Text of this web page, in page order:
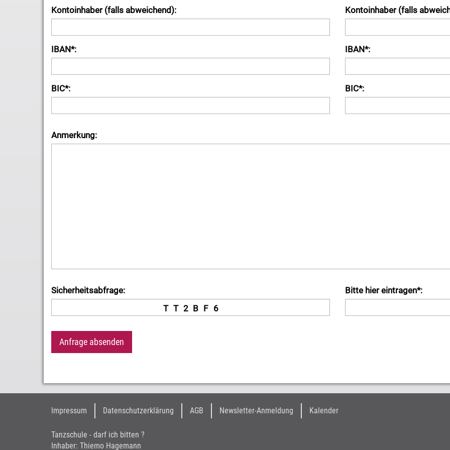
Kontoinhaber (falls abweichend):
IBAN*:
BIC*:
Kontoinhaber (falls
IBAN*:
BIC*:
Anmerkung:
Sicherheitsabfrage:
F
2 6
B
T T
Bitte hier eintragen*:
Impressum Datenschutzerklärung AGB Newsletter-Anmeldung Kalender
Tanzschule - darf ich bitten ?
Inhaber: Thiemo Hagemann